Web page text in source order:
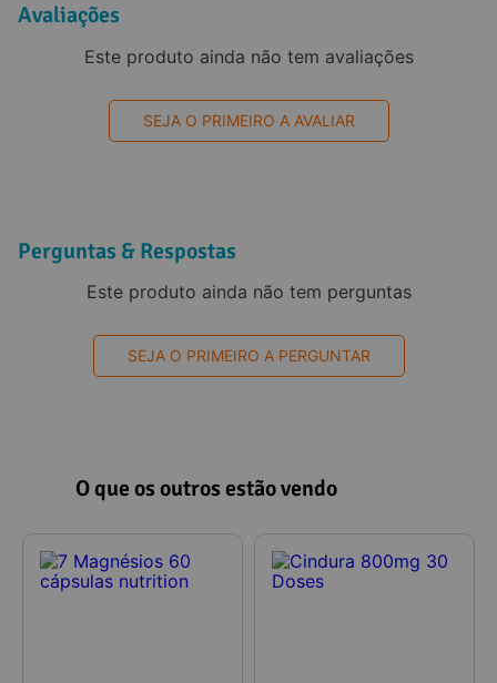
Avaliações
Este produto ainda não tem avaliações
SEJA O PRIMEIRO A AVALIAR
Perguntas & Respostas
Este produto ainda não tem perguntas
SEJA O PRIMEIRO A PERGUNTAR
O que os outros estão vendo